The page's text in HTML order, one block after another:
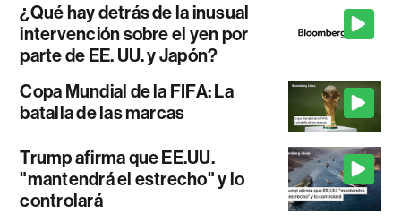
¿Qué hay detrás de la inusual
intervención sobre el yen por
parte de EE. UU. y Japón?
Copa Mundial de la FIFA: La
batalla de las marcas
Trump afirma que EE.UU.
"mantendrá el estrecho" y lo
controlará